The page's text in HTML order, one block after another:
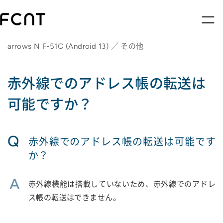
arrows N F-51C (Android 13) ／ その他
赤外線でのアドレス帳の転送は
可能ですか？
Q
赤外線でのアドレス帳の転送は可能です
か？
A
赤外線機能は搭載していないため、赤外線でのアドレ
ス帳の転送はできません。